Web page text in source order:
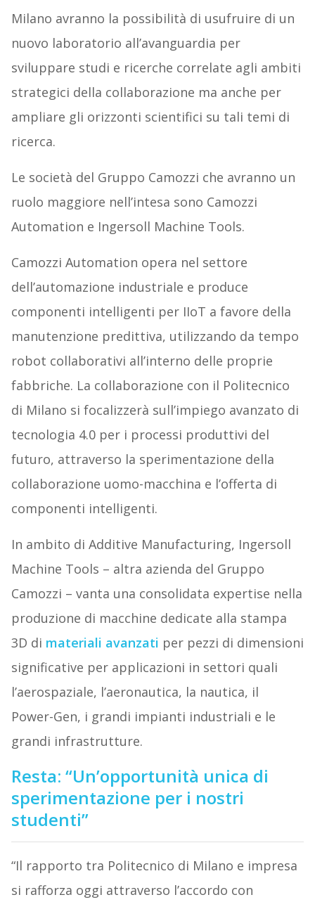
Milano avranno la possibilità di usufruire di un
nuovo laboratorio all’avanguardia per
sviluppare studi e ricerche correlate agli ambiti
strategici della collaborazione ma anche per
ampliare gli orizzonti scientifici su tali temi di
ricerca.
Le società del Gruppo Camozzi che avranno un
ruolo maggiore nell’intesa sono Camozzi
Automation e Ingersoll Machine Tools.
Camozzi Automation opera nel settore
dell’automazione industriale e produce
componenti intelligenti per IIoT a favore della
manutenzione predittiva, utilizzando da tempo
robot collaborativi all’interno delle proprie
fabbriche. La collaborazione con il Politecnico
di Milano si focalizzerà sull’impiego avanzato di
tecnologia 4.0 per i processi produttivi del
futuro, attraverso la sperimentazione della
collaborazione uomo-macchina e l’offerta di
componenti intelligenti.
In ambito di Additive Manufacturing, Ingersoll
Machine Tools – altra azienda del Gruppo
Camozzi – vanta una consolidata expertise nella
produzione di macchine dedicate alla stampa
3D di materiali avanzati per pezzi di dimensioni
significative per applicazioni in settori quali
l’aerospaziale, l’aeronautica, la nautica, il
Power-Gen, i grandi impianti industriali e le
grandi infrastrutture.
Resta: “Un’opportunità unica di
sperimentazione per i nostri
studenti”
“Il rapporto tra Politecnico di Milano e impresa
si rafforza oggi attraverso l’accordo con